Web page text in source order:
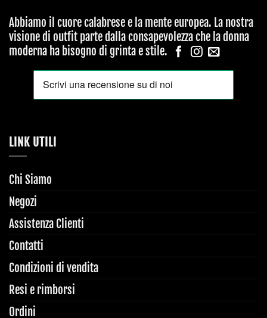
Abbiamo il cuore calabrese e la mente europea. La nostra
visione di outfit parte dalla consapevolezza che la donna
moderna ha bisogno di grinta e stile.
LINK UTILI
Chi Siamo
Negozi
Assistenza Clienti
Contatti
Condizioni di vendita
Resi e rimborsi
Ordini